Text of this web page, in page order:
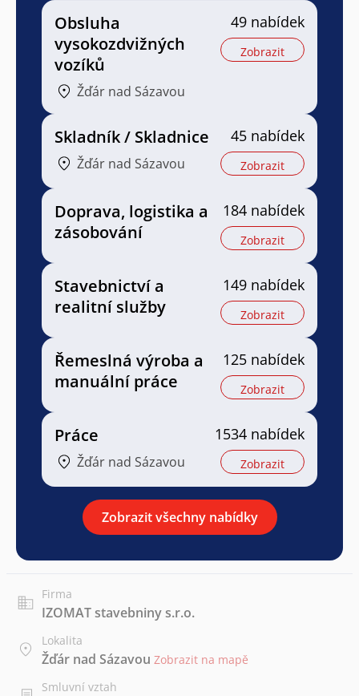
Obsluha
vysokozdvižných
vozíků
Žďár nad Sázavou
49 nabídek
Zobrazit
Skladník / Skladnice
Žďár nad Sázavou
45 nabídek
Zobrazit
Doprava, logistika a
zásobování
184 nabídek
Zobrazit
Stavebnictví a
realitní služby
149 nabídek
Zobrazit
Řemeslná výroba a
manuální práce
125 nabídek
Zobrazit
Práce
Žďár nad Sázavou
1534 nabídek
Zobrazit
Zobrazit všechny nabídky
Firma
IZOMAT stavebniny s.r.o.
Lokalita
Žďár nad Sázavou Zobrazit na mapě
Smluvní vztah